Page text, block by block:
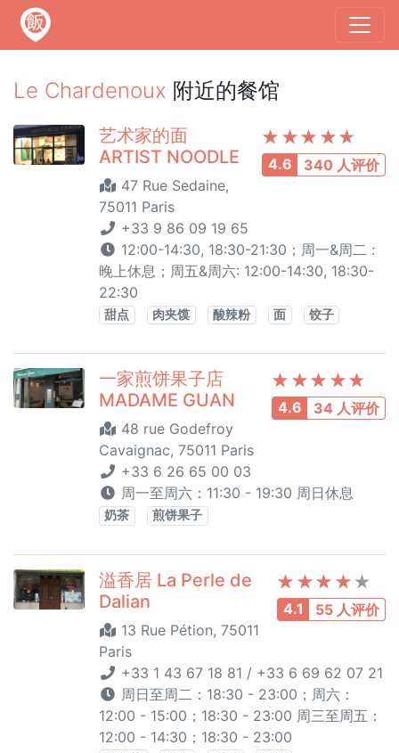
Le Chardenoux 附近的餐馆
4.6 340 人评价
艺术家的面
ARTIST NOODLE
47 Rue Sedaine,
75011 Paris
+33 9 86 09 19 65
12:00-14:30, 18:30-21:30；周一&周二 :
晚上休息；周五&周六: 12:00-14:30, 18:30-
22:30
甜点 肉夹馍 酸辣粉 面 饺子
4.6 34 人评价
一家煎饼果子店
MADAME GUAN
48 rue Godefroy
Cavaignac, 75011 Paris
+33 6 26 65 00 03
周一至周六：11:30 - 19:30 周日休息
奶茶 煎饼果子
4.1 55 人评价
溢香居 La Perle de
Dalian
13 Rue Pétion, 75011
Paris
+33 1 43 67 18 81 / +33 6 69 62 07 21
周日至周二：18:30 - 23:00；周六：
12:00 - 15:00；18:30 - 23:00 周三至周五：
12:00 - 14:30；18:30 - 23:00